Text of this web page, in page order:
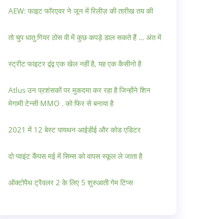
AEW: फाइट फॉरएवर ने जून में रिलीज़ की तारीख तय की
तो चुप धातु गियर ठोस वी में कुछ कपड़े डाल सकते हैं ... अंत में
स्ट्रीट फाइटर द्वंद्व एक खेल नहीं है, यह एक कैसीनो है
Atlus उन प्रशंसकों पर मुकदमा कर रहा है जिन्होंने शिन
मेगामी टेन्सी MMO . को फिर से बनाया है
2021 में 12 बेस्ट पायथन आईडीई और कोड एडिटर
दो प्वाइंट कैंपस मई में सिम्स को वापस स्कूल ले जाता है
ऑक्टोपैथ ट्रैवलर 2 के लिए 5 शुरुआती गेम टिप्स